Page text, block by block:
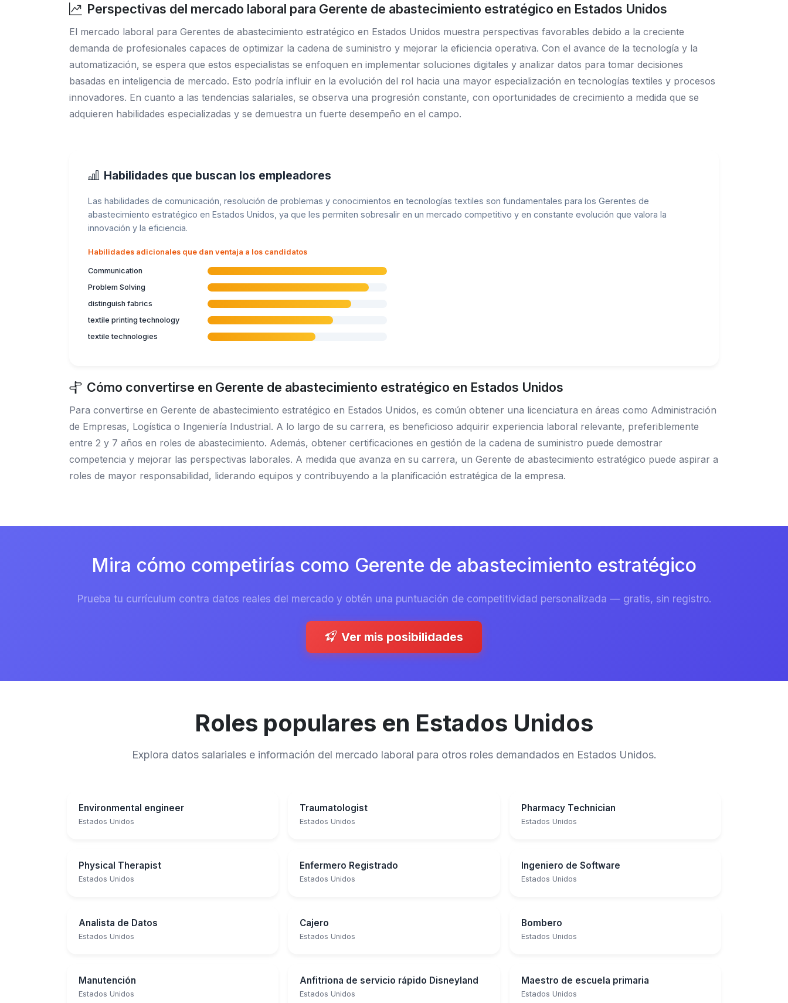
Perspectivas del mercado laboral para Gerente de abastecimiento estratégico en Estados Unidos
El mercado laboral para Gerentes de abastecimiento estratégico en Estados Unidos muestra perspectivas favorables debido a la creciente
demanda de profesionales capaces de optimizar la cadena de suministro y mejorar la eficiencia operativa. Con el avance de la tecnología y la
automatización, se espera que estos especialistas se enfoquen en implementar soluciones digitales y analizar datos para tomar decisiones
basadas en inteligencia de mercado. Esto podría influir en la evolución del rol hacia una mayor especialización en tecnologías textiles y procesos
innovadores. En cuanto a las tendencias salariales, se observa una progresión constante, con oportunidades de crecimiento a medida que se
adquieren habilidades especializadas y se demuestra un fuerte desempeño en el campo.
Habilidades que buscan los empleadores
Las habilidades de comunicación, resolución de problemas y conocimientos en tecnologías textiles son fundamentales para los Gerentes de
abastecimiento estratégico en Estados Unidos, ya que les permiten sobresalir en un mercado competitivo y en constante evolución que valora la
innovación y la eficiencia.
Habilidades adicionales que dan ventaja a los candidatos
Communication
Problem Solving
distinguish fabrics
textile printing technology
textile technologies
Cómo convertirse en Gerente de abastecimiento estratégico en Estados Unidos
Para convertirse en Gerente de abastecimiento estratégico en Estados Unidos, es común obtener una licenciatura en áreas como Administración
de Empresas, Logística o Ingeniería Industrial. A lo largo de su carrera, es beneficioso adquirir experiencia laboral relevante, preferiblemente
entre 2 y 7 años en roles de abastecimiento. Además, obtener certificaciones en gestión de la cadena de suministro puede demostrar
competencia y mejorar las perspectivas laborales. A medida que avanza en su carrera, un Gerente de abastecimiento estratégico puede aspirar a
roles de mayor responsabilidad, liderando equipos y contribuyendo a la planificación estratégica de la empresa.
Mira cómo competirías como Gerente de abastecimiento estratégico
Prueba tu currículum contra datos reales del mercado y obtén una puntuación de competitividad personalizada — gratis, sin registro.
Ver mis posibilidades
Roles populares en Estados Unidos
Explora datos salariales e información del mercado laboral para otros roles demandados en Estados Unidos.
Environmental engineer
Estados Unidos
Traumatologist
Estados Unidos
Pharmacy Technician
Estados Unidos
Physical Therapist
Estados Unidos
Enfermero Registrado
Estados Unidos
Ingeniero de Software
Estados Unidos
Analista de Datos
Estados Unidos
Cajero
Estados Unidos
Bombero
Estados Unidos
Manutención
Estados Unidos
Anfitriona de servicio rápido Disneyland
Estados Unidos
Maestro de escuela primaria
Estados Unidos